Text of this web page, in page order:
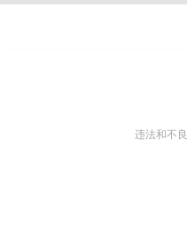
违法和不